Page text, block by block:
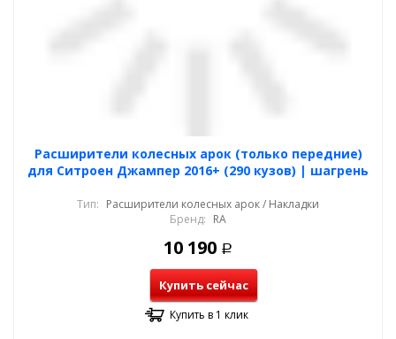
Расширители колесных арок (только передние)
для Ситроен Джампер 2016+ (290 кузов) | шагрень
Тип: Расширители колесных арок / Накладки
Бренд: RA
10 190 Р
Купить сейчас
Купить в 1 клик